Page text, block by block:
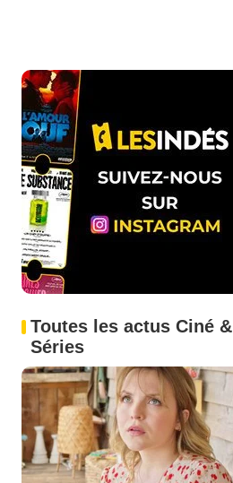
Toutes les actus Ciné &
Séries